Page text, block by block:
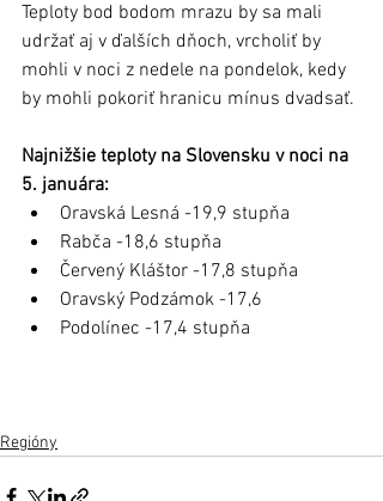
Teploty bod bodom mrazu by sa mali
udržať aj v ďalších dňoch, vrcholiť by
mohli v noci z nedele na pondelok, kedy
by mohli pokoriť hranicu mínus dvadsať.
Najnižšie teploty na Slovensku v noci na
5. januára:
Oravská Lesná -19,9 stupňa
Rabča -18,6 stupňa
Červený Kláštor -17,8 stupňa
Oravský Podzámok -17,6
Podolínec -17,4 stupňa
Regióny